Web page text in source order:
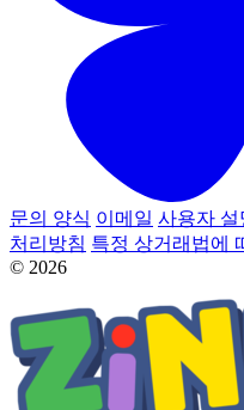
문의 양식 이메일 사용자 설
처리방침 특정 상거래법에
© 2026